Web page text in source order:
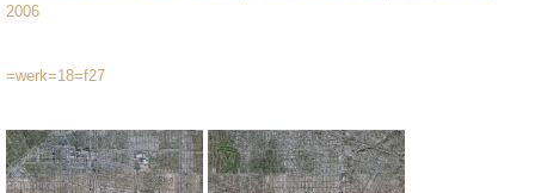
2006
=werk=18=f27